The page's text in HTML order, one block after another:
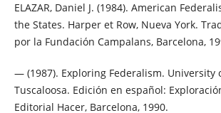
ELAZAR, Daniel J. (1984). American
the States. Harper et Row, Nueva York.
por la Fundación Campalans, Barcelona,
— (1987). Exploring Federalism. University
Tuscaloosa. Edición en español:
Editorial Hacer, Barcelona, 1990.